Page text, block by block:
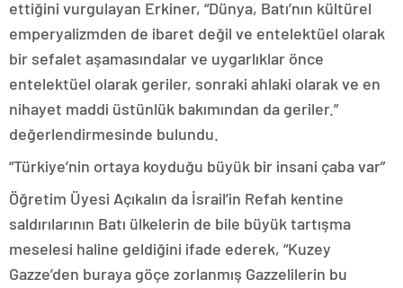
ettiğini vurgulayan Erkiner, “Dünya, Batı’nın kültürel
emperyalizmden de ibaret değil ve entelektüel olarak
bir sefalet aşamasındalar ve uygarlıklar önce
entelektüel olarak geriler, sonraki ahlaki olarak ve en
nihayet maddi üstünlük bakımından da geriler.”
değerlendirmesinde bulundu.
“Türkiye’nin ortaya koyduğu büyük bir insani çaba var”
Öğretim Üyesi Açıkalın da İsrail’in Refah kentine
saldırılarının Batı ülkelerin de bile büyük tartışma
meselesi haline geldiğini ifade ederek, “Kuzey
Gazze’den buraya göçe zorlanmış Gazzelilerin bu